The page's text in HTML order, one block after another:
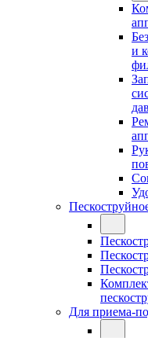
и
Для приема-